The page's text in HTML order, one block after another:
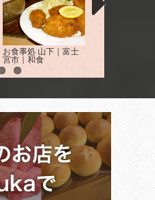
お食事処 山下｜富士
宮市｜和食
市｜イタリアン